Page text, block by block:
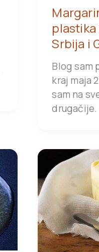
plastika
Srbija i
Blog sam
kraj maja
sam na
drugačije.